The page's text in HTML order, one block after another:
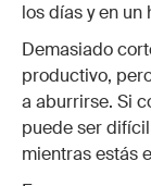
los días y en
Demasiado
productivo,
a aburrirse. Si
puede ser
mientras estás